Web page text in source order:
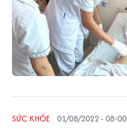
SỨC KHỎE 01/08/2022 - 08:00